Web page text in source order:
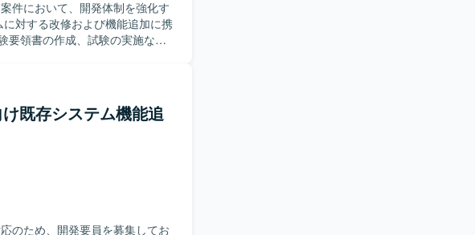
ラウド技術としてAWSを利用す
機会がございます。
件において、開発体制を強化す
要領書の作成、試験の実施など
す。仕様や要件の変化にも柔
しいです。 【ポジショ
を深めながら上流から下流まで
する機会もあり、要件把握か
ョン管理にはGitを利用いたし
既存システム機能追
のため、開発要員を募集してお